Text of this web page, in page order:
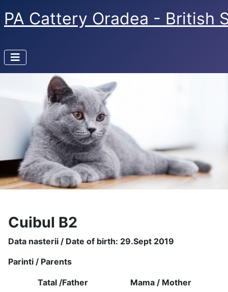
PA Cattery Oradea - British
Cuibul B2
Data nasterii / Date of birth: 29.Sept 2019
Parinti / Parents
Tatal /Father Mama / Mother